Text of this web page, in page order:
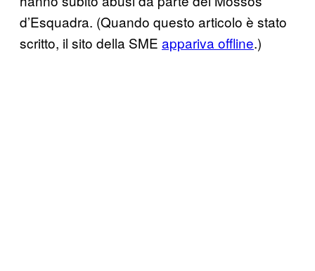
d’Esquadra. (Quando questo articolo è stato
scritto, il sito della SME appariva offline.)